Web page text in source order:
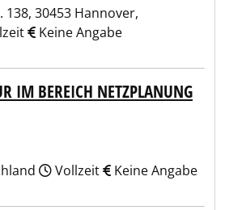
30453 Hannover,
Keine Angabe
IM BEREICH NETZPLANUNG
Vollzeit Keine Angabe